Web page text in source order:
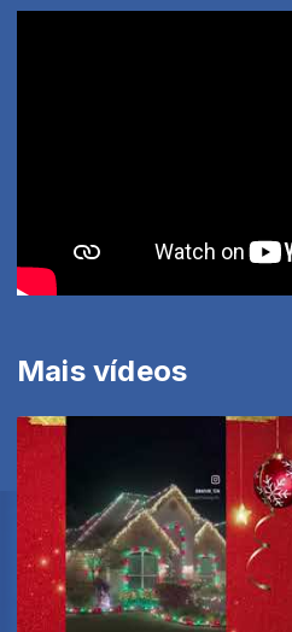
Mais vídeos